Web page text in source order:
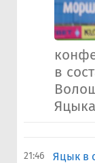
в
21:46
Яцык в